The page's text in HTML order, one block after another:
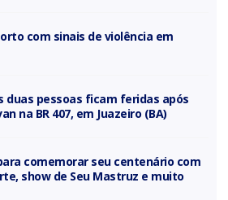
com sinais de violência em
duas pessoas ficam feridas após
na BR 407, em Juazeiro (BA)
comemorar seu centenário com
show de Seu Mastruz e muito